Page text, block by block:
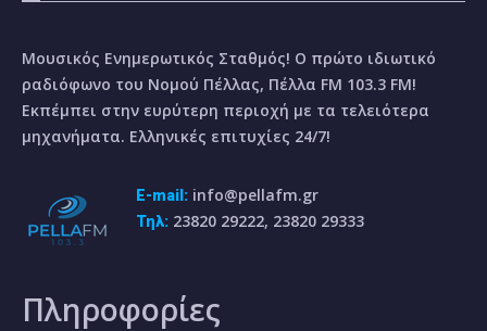
Μουσικός Ενημερωτικός Σταθμός! Ο πρώτο ιδιωτικό
ραδιόφωνο του Νομού Πέλλας, Πέλλα FM 103.3 FM!
Εκπέμπει στην ευρύτερη περιοχή με τα τελειότερα
μηχανήματα. Ελληνικές επιτυχίες 24/7!
E-mail: info@pellafm.gr
Τηλ: 23820 29222, 23820 29333
Πληροφορίες